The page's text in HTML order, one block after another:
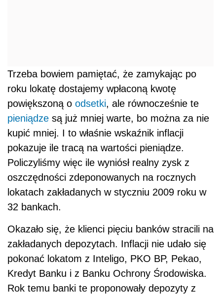
Trzeba bowiem pamiętać, że zamykając po
roku lokatę dostajemy wpłaconą kwotę
powiększoną o odsetki, ale równocześnie te
pieniądze są już mniej warte, bo można za nie
kupić mniej. I to właśnie wskaźnik inflacji
pokazuje ile tracą na wartości pieniądze.
Policzyliśmy więc ile wyniósł realny zysk z
oszczędności zdeponowanych na rocznych
lokatach zakładanych w styczniu 2009 roku w
32 bankach.
Okazało się, że klienci pięciu banków stracili na
zakładanych depozytach. Inflacji nie udało się
pokonać lokatom z Inteligo, PKO BP, Pekao,
Kredyt Banku i z Banku Ochrony Środowiska.
Rok temu banki te proponowały depozyty z